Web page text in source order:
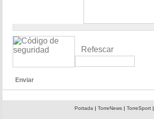
Refescar
Enviar
Portada| TorreNews| TorreSport|